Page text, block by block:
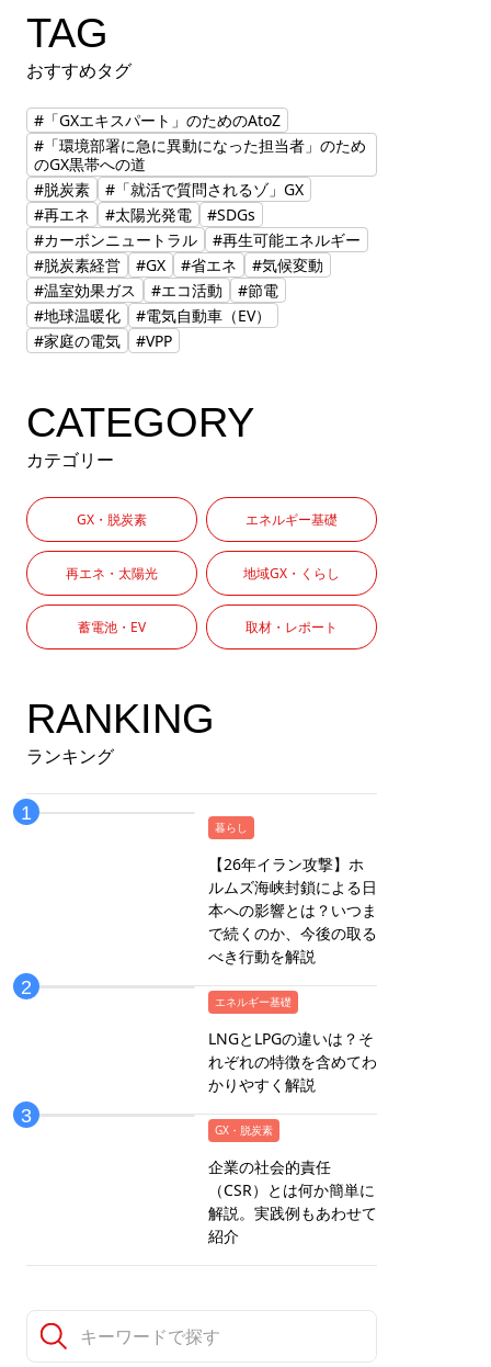
TAG
おすすめタグ
#「GXエキスパート」のためのAtoZ
#「環境部署に急に異動になった担当者」のため
のGX黒帯への道
#脱炭素
#「就活で質問されるゾ」GX
#再エネ
#太陽光発電
#SDGs
#カーボンニュートラル
#再生可能エネルギー
#脱炭素経営
#GX #省エネ
#気候変動
#温室効果ガス
#エコ活動
#節電
#地球温暖化
#電気自動車（EV）
#家庭の電気
#VPP
CATEGORY
カテゴリー
GX・脱炭素 エネルギー基礎
再エネ・太陽光 地域GX・くらし
蓄電池・EV 取材・レポート
RANKING
ランキング
暮らし
【26年イラン攻撃】ホ
ルムズ海峡封鎖による日
本への影響とは？いつま
で続くのか、今後の取る
べき行動を解説
エネルギー基礎
LNGとLPGの違いは？そ
れぞれの特徴を含めてわ
かりやすく解説
GX・脱炭素
企業の社会的責任
（CSR）とは何か簡単に
解説。実践例もあわせて
紹介